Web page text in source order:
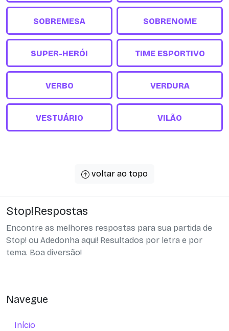
SOBREMESA SOBRENOME
SUPER-HERÓI TIME ESPORTIVO
VERBO VERDURA
VESTUÁRIO VILÃO
voltar ao topo
Stop!Respostas
Encontre as melhores respostas para sua partida de
Stop! ou Adedonha aqui! Resultados por letra e por
tema. Boa diversão!
Navegue
Início